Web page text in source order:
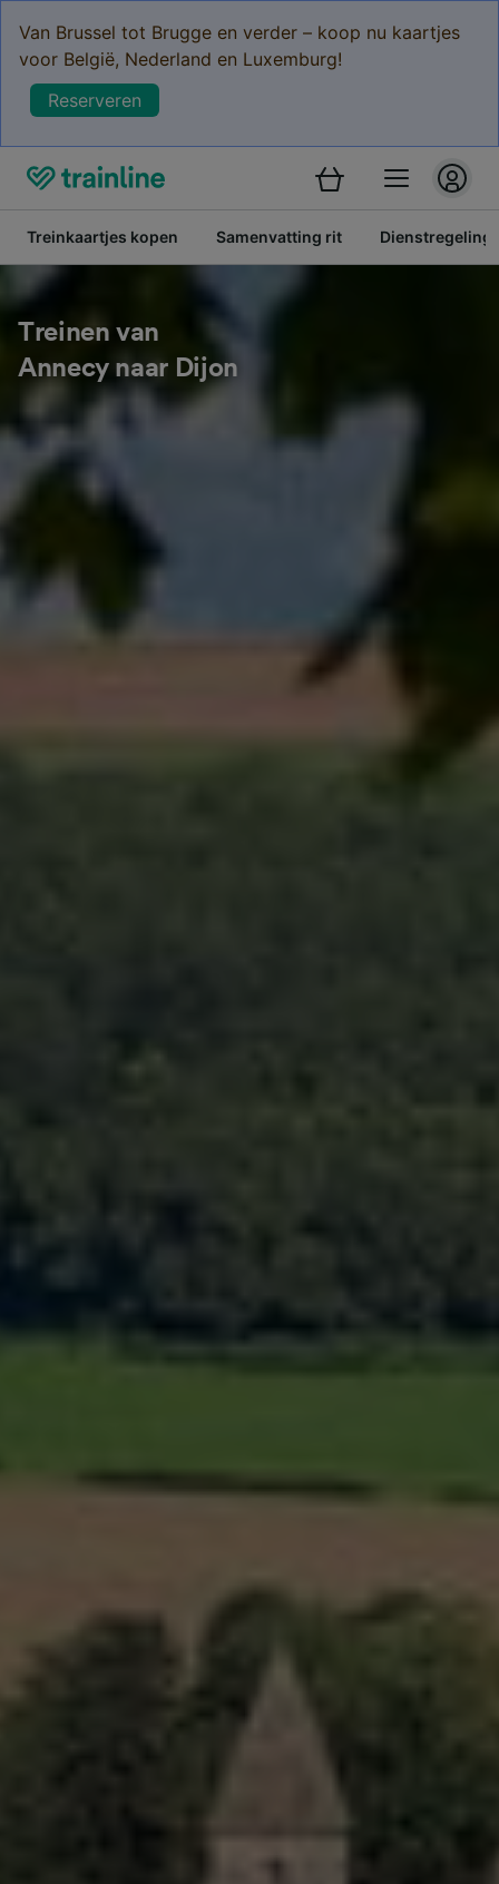
Van Brussel tot Brugge en verder – koop nu kaartjes
voor België, Nederland en Luxemburg!
Reserveren
Treinkaartjes kopen Samenvatting rit Dienstregeling
Treinen van
Annecy naar Dijon